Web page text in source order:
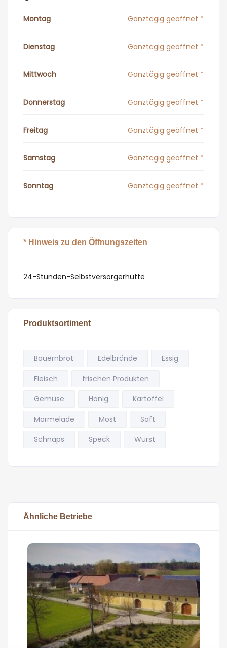
Montag Ganztägig geöffnet *
Dienstag Ganztägig geöffnet *
Mittwoch Ganztägig geöffnet *
Donnerstag Ganztägig geöffnet *
Freitag Ganztägig geöffnet *
Samstag Ganztägig geöffnet *
Sonntag Ganztägig geöffnet *
* Hinweis zu den Öffnungszeiten
24-Stunden-Selbstversorgerhütte
Produktsortiment
Bauernbrot Edelbrände
Essig
Fleisch
frischen Produkten
Gemüse
Honig
Kartoffel
Marmelade
Most
Saft
Schnaps
Speck Wurst
Ähnliche Betriebe